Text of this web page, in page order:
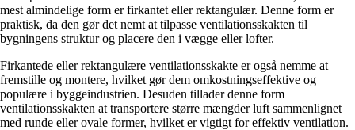
mest almindelige form er firkantet eller rektangulær. Denne form er
praktisk, da den gør det nemt at tilpasse ventilationsskakten til
bygningens struktur og placere den i vægge eller lofter.
Firkantede eller rektangulære ventilationsskakte er også nemme at
fremstille og montere, hvilket gør dem omkostningseffektive og
populære i byggeindustrien. Desuden tillader denne form
ventilationsskakten at transportere større mængder luft sammenlignet
med runde eller ovale former, hvilket er vigtigt for effektiv ventilation.